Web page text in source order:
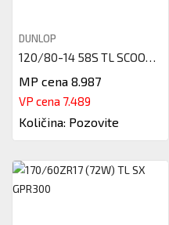
DUNLOP
120/80-14 58S TL SCOOTSMART 2
MP cena 8.987
VP cena 7.489
Količina: Pozovite